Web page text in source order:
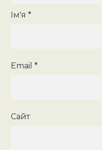
Ім'я*
Email*
Сайт